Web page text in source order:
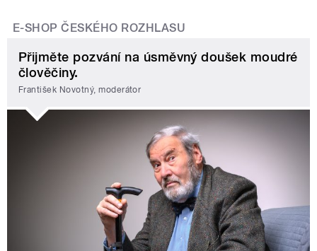
E-SHOP ČESKÉHO ROZHLASU
Přijměte pozvání na úsměvný doušek moudré
člověčiny.
František Novotný, moderátor